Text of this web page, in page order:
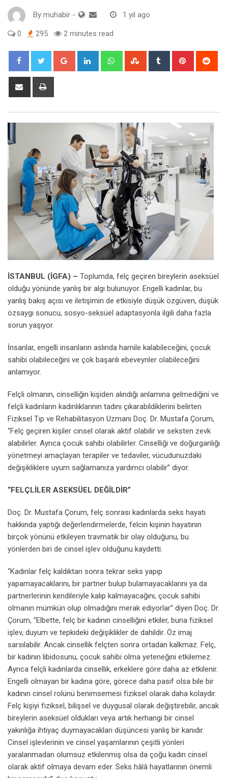
By muhabir - 1 yıl ago
0 295 2 minutes read
Google+ LinkedIn WhatsappStumbleUpon
Tumblr Pinterest
Share
İSTANBUL (İGFA) – Toplumda, felç geçiren bireylerin aseksüel
olduğu yönünde yanlış bir algı bulunuyor. Engelli kadınlar, bu
yanlış bakış açısı ve iletişimin de etkisiyle düşük özgüven, düşük
özsaygı sonucu, sosyo-seksüel adaptasyonla ilgili daha fazla
sorun yaşıyor.
İnsanlar, engelli insanların aslında hamile kalabileceğini, çocuk
sahibi olabileceğini ve çok başarılı ebeveynler olabileceğini
anlamıyor.
Felçli olmanın, cinselliğin kişiden alındığı anlamına gelmediğini ve
felçli kadınların kadınlıklarının tadını çıkarabildiklerini belirten
Fiziksel Tıp ve Rehabilitasyon Uzmanı Doç. Dr. Mustafa Çorum,
“Felç geçiren kişiler cinsel olarak aktif olabilir ve seksten zevk
alabilirler. Ayrıca çocuk sahibi olabilirler. Cinselliği ve doğurganlığı
yönetmeyi amaçlayan terapiler ve tedaviler, vücudunuzdaki
değişikliklere uyum sağlamanıza yardımcı olabilir” diyor.
“FELÇLİLER ASEKSÜEL DEĞİLDİR”
Doç. Dr. Mustafa Çorum, felç sonrası kadınlarda seks hayatı
hakkında yaptığı değerlendirmelerde, felcin kişinin hayatının
birçok yönünü etkileyen travmatik bir olay olduğunu, bu
yönlerden biri de cinsel işlev olduğunu kaydetti.
“Kadınlar felç kaldıktan sonra tekrar seks yapıp
yapamayacaklarını, bir partner bulup bulamayacaklarını ya da
partnerlerinin kendileriyle kalıp kalmayacağını, çocuk sahibi
olmanın mümkün olup olmadığını merak ediyorlar” diyen Doç. Dr.
Çorum, “Elbette, felç bir kadının cinselliğini etkiler, buna fiziksel
işlev, duyum ve tepkideki değişiklikler de dahildir. Öz imaj
sarsılabilir. Ancak cinsellik felçten sonra ortadan kalkmaz. Felç,
bir kadının libidosunu, çocuk sahibi olma yeteneğini etkilemez.
Ayrıca felçli kadınlarda cinsellik, erkeklere göre daha az etkilenir.
Engelli olmayan bir kadına göre, görece daha pasif olsa bile bir
kadının cinsel rolünü benimsemesi fiziksel olarak daha kolaydır.
Felç kişiyi fiziksel, bilişsel ve duygusal olarak değiştirebilir, ancak
bireylerin aseksüel oldukları veya artık herhangi bir cinsel
yakınlığa ihtiyaç duymayacakları düşüncesi yanlış bir kanıdır.
Cinsel işlevlerinin ve cinsel yaşamlarının çeşitli yönleri
yaralanmadan olumsuz etkilenmiş olsa da çoğu kadın cinsel
olarak aktif olmaya devam eder. Seks hâlâ hayatlarının önemli